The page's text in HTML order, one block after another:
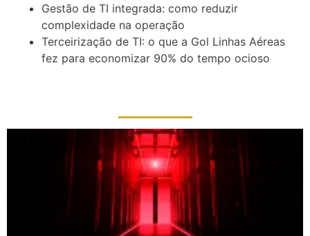
Gestão de TI integrada: como reduzir
complexidade na operação
Terceirização de TI: o que a Gol Linhas Aéreas
fez para economizar 90% do tempo ocioso